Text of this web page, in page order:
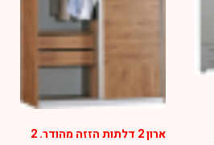
ארון 2 דלתות הזזה מהודר. 2